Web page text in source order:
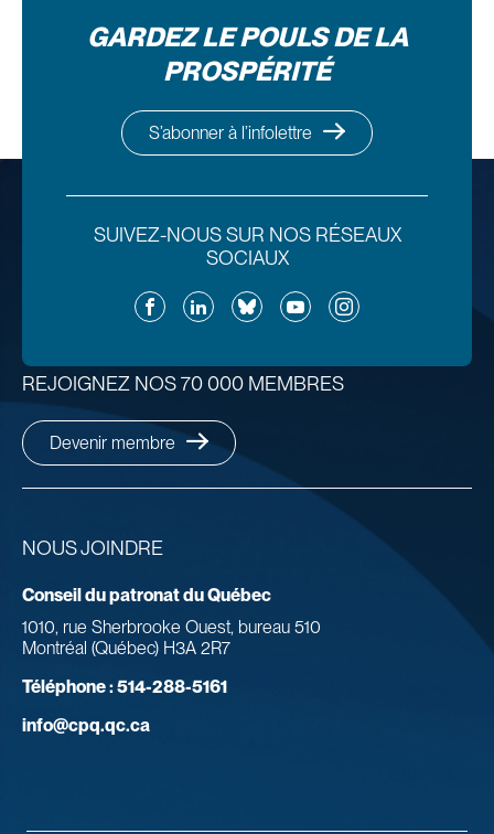
GARDEZ LE POULS DE LA
PROSPÉRITÉ
S’abonner à l’infolettre
SUIVEZ-NOUS SUR NOS RÉSEAUX
SOCIAUX
FacebookLinkedInBlueskyYouTubeInstagram
NOUS JOINDRE
Conseil du patronat du Québec
1010, rue Sherbrooke Ouest, bureau 510
Montréal (Québec) H3A 2R7
Téléphone :514-288-5161
info@cpq.qc.ca
REJOIGNEZ NOS 70 000 MEMBRES
Devenir membre